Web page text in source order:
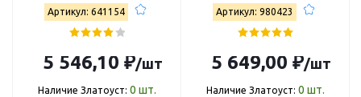
402660-190
Артикул: 641154
5 546,10 ₽/шт
Наличие Златоуст: 0 шт.
Артикул: 980423
5 649,00 ₽/шт
Наличие Златоуст: 0 шт.